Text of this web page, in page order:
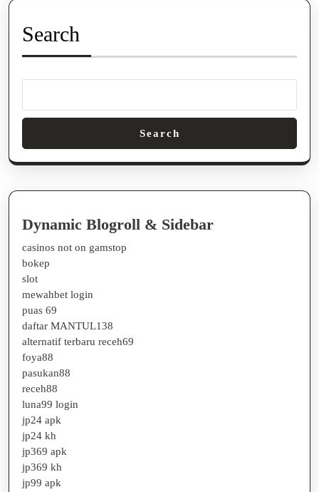
Search
Search
Dynamic Blogroll & Sidebar
casinos not on gamstop
bokep
slot
mewahbet login
puas 69
daftar MANTUL138
alternatif terbaru receh69
foya88
pasukan88
receh88
luna99 login
jp24 apk
jp24 kh
jp369 apk
jp369 kh
jp99 apk